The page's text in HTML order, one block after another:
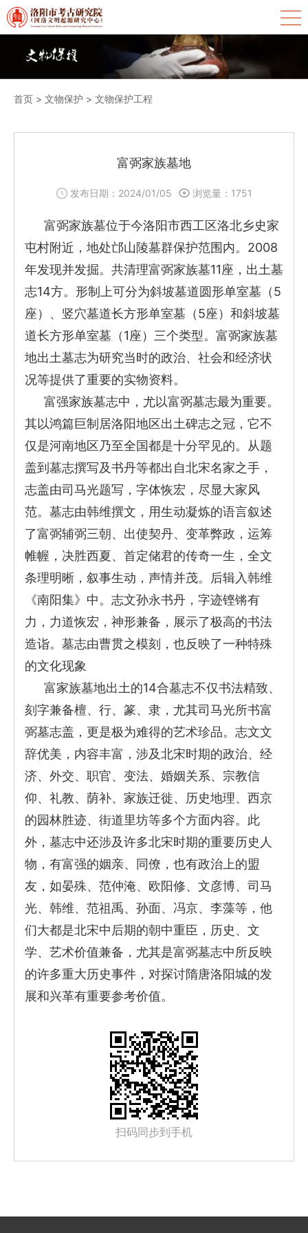
首页 > 文物保护 > 文物保护工程
富弼家族墓地
发布日期：2024/01/05 浏览量： 1751
富弼家族墓位于今洛阳市西工区洛北乡史家
屯村附近，地处邙山陵墓群保护范围内。2008
年发现并发掘。共清理富弼家族墓11座，出土墓
志14方。形制上可分为斜坡墓道圆形单室墓（5
座）、竖穴墓道长方形单室墓（5座）和斜坡墓
道长方形单室墓（1座）三个类型。富弼家族墓
地出土墓志为研究当时的政治、社会和经济状
况等提供了重要的实物资料。
富强家族墓志中，尤以富弼墓志最为重要。
其以鸿篇巨制居洛阳地区出土碑志之冠，它不
仅是河南地区乃至全国都是十分罕见的。从题
盖到墓志撰写及书丹等都出自北宋名家之手，
志盖由司马光题写，字体恢宏，尽显大家风
范。墓志由韩维撰文，用生动凝炼的语言叙述
了富弼辅弼三朝、出使契丹、变革弊政，运筹
帷幄，决胜西夏、首定储君的传奇一生，全文
条理明晰，叙事生动，声情并茂。后辑入韩维
《南阳集》中。志文孙永书丹，字迹铿锵有
力，力道恢宏，神形兼备，展示了极高的书法
造诣。墓志由曹贯之模刻，也反映了一种特殊
的文化现象
富家族墓地出土的14合墓志不仅书法精致、
刻字兼备檀、行、篆、隶，尤其司马光所书富
弼墓志盖，更是极为难得的艺术珍品。志文文
辞优美，内容丰富，涉及北宋时期的政治、经
济、外交、职官、变法、婚姻关系、宗教信
仰、礼教、荫补、家族迁徙、历史地理、西京
的园林胜迹、街道里坊等多个方面内容。此
外，墓志中还涉及许多北宋时期的重要历史人
物，有富强的姻亲、同僚，也有政治上的盟
友，如晏殊、范仲淹、欧阳修、文彦博、司马
光、韩维、范祖禹、孙面、冯京、李藻等，他
们大都是北宋中后期的朝中重臣，历史、文
学、艺术价值兼备，尤其是富弼墓志中所反映
的许多重大历史事件，对探讨隋唐洛阳城的发
展和兴革有重要参考价值。
扫码同步到手机